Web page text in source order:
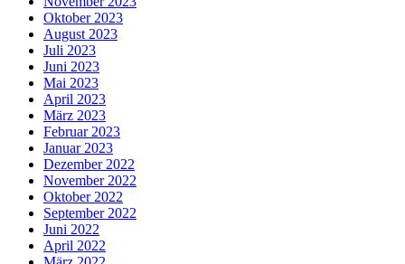
Oktober 2023
August 2023
Juli 2023
Juni 2023
Mai 2023
April 2023
März 2023
Februar 2023
Januar 2023
Dezember 2022
November 2022
Oktober 2022
September 2022
Juni 2022
April 2022